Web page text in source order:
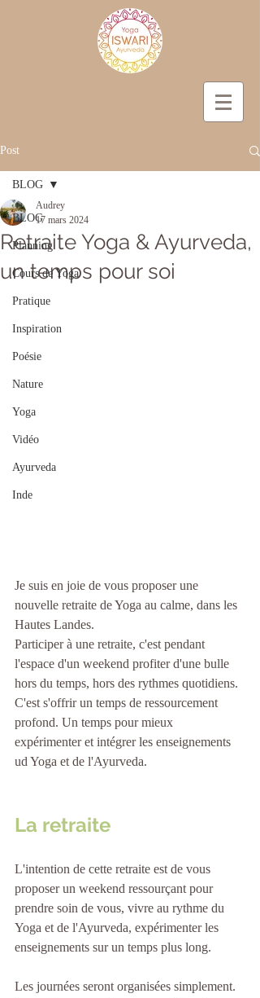
Post
BLOG
Planning
Cours de Yoga
Pratique
Inspiration
Poésie
Nature
Yoga
Vidéo
Ayurveda
Inde
BLOG
Retraite Yoga & Ayurveda,
un temps pour soi
Audrey
17 mars 2024
Je suis en joie de vous proposer une
nouvelle retraite de Yoga au calme, dans les
Hautes Landes.
Participer à une retraite, c'est pendant
l'espace d'un weekend profiter d'une bulle
hors du temps, hors des rythmes quotidiens.
C'est s'offrir un temps de ressourcement
profond. Un temps pour mieux
expérimenter et intégrer les enseignements
ud Yoga et de l'Ayurveda.
La retraite
L'intention de cette retraite est de vous
proposer un weekend ressourçant pour
prendre soin de vous, vivre au rythme du
Yoga et de l'Ayurveda, expérimenter les
enseignements sur un temps plus long.
Les journées seront organisées simplement.